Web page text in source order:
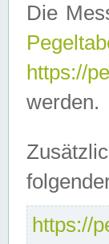
Die
https://
werden.
https://